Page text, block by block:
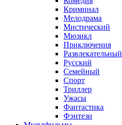
Криминал
Мелодрама
Мистический
Мюзикл
Приключения
Развлекательный
Русский
Семейный
Спорт
Триллер
Ужасы
Фантастика
Фэнтези